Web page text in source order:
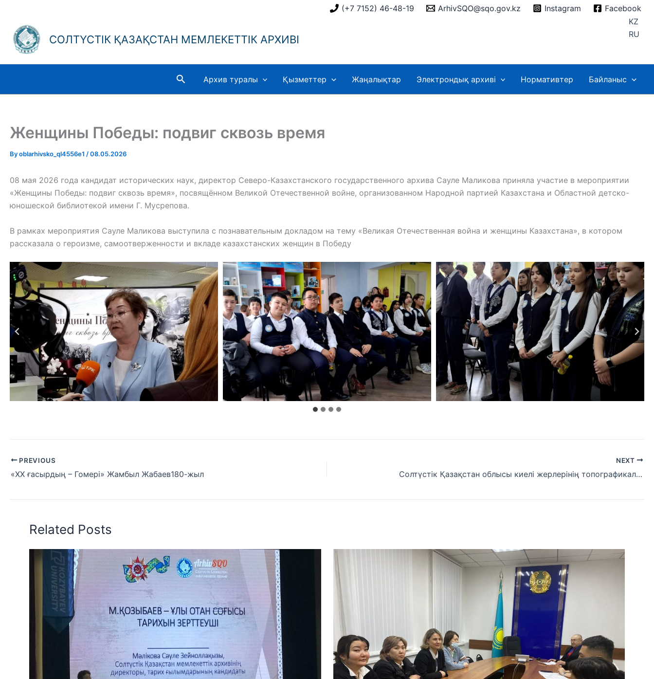
content
(+7 7152) 46-48-19 ArhivSQO@sqo.gov.kz Instagram Facebook
СОЛТҮСТІК ҚАЗАҚСТАН МЕМЛЕКЕТТІК АРХИВІ
KZ
RU
SearchАрхив туралы Қызметтер Жаңалықтар Электрондық архиві Нормативтер Байланыс
Женщины Победы: подвиг сквозь время
Byoblarhivsko_ql4556e1 /08.05.2026
08 мая 2026 года кандидат исторических наук, директор Северо-Казахстанского государственного архива Сауле Маликова приняла участие в мероприятии
«Женщины Победы: подвиг сквозь время», посвящённом Великой Отечественной войне, организованном Народной партией Казахстана и Областной детско-
юношеской библиотекой имени Г. Мусрепова.
В рамках мероприятия Сауле Маликова выступила с познавательным докладом на тему «Великая Отечественная война и женщины Казахстана», в котором
рассказала о героизме, самоотверженности и вкладе казахстанских женщин в Победу
PREVIOUS
«ХХ ғасырдың – Гомері» Жамбыл Жабаев180-жыл
NEXT
Солтүстік Қазақстан облысы киелі жерлерінің топографикалық картасының тұсау кесері
Related Posts